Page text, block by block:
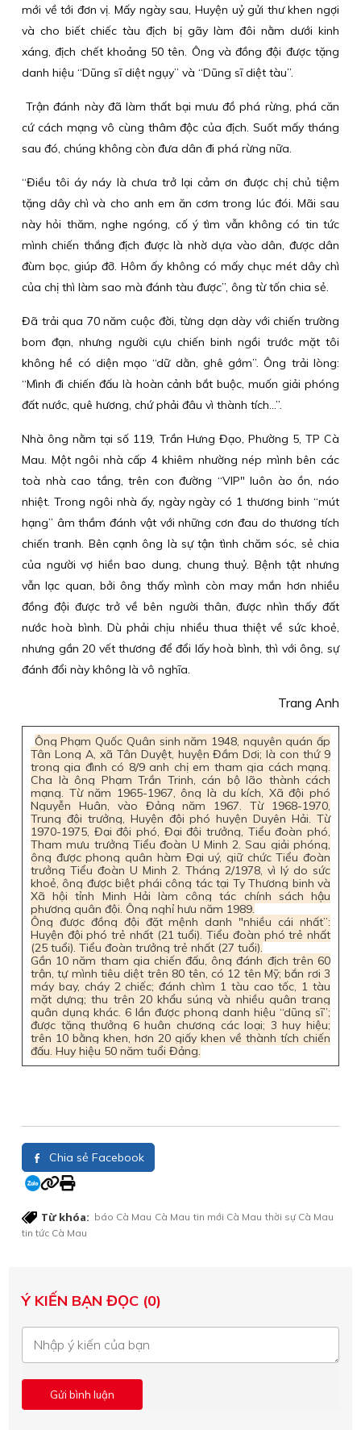
mới về tới đơn vị. Mấy ngày sau, Huyện uỷ gửi thư khen ngợi
và cho biết chiếc tàu địch bị gãy làm đôi nằm dưới kinh
xáng, địch chết khoảng 50 tên. Ông và đồng đội được tặng
danh hiệu “Dũng sĩ diệt ngụy” và “Dũng sĩ diệt tàu”.
Trận đánh này đã làm thất bại mưu đồ phá rừng, phá căn
cứ cách mạng vô cùng thâm độc của địch. Suốt mấy tháng
sau đó, chúng không còn đưa dân đi phá rừng nữa.
“Điều tôi áy náy là chưa trở lại cảm ơn được chị chủ tiệm
tặng dây chì và cho anh em ăn cơm trong lúc đói. Mãi sau
này hỏi thăm, nghe ngóng, cố ý tìm vẫn không có tin tức
mình chiến thắng địch được là nhờ dựa vào dân, được dân
đùm bọc, giúp đỡ. Hôm ấy không có mấy chục mét dây chì
của chị thì làm sao mà đánh tàu được”, ông từ tốn chia sẻ.
Đã trải qua 70 năm cuộc đời, từng dạn dày với chiến trường
bom đạn, nhưng người cựu chiến binh ngồi trước mặt tôi
không hề có diện mạo “dữ dằn, ghê gớm”. Ông trải lòng:
“Mình đi chiến đấu là hoàn cảnh bắt buộc, muốn giải phóng
đất nước, quê hương, chứ phải đâu vì thành tích...”.
Nhà ông nằm tại số 119, Trần Hưng Đạo, Phường 5, TP Cà
Mau. Một ngôi nhà cấp 4 khiêm nhường nép mình bên các
toà nhà cao tầng, trên con đường “VIP" luôn ào ồn, náo
nhiệt. Trong ngôi nhà ấy, ngày ngày có 1 thương binh “mút
hạng” âm thầm đánh vật với những cơn đau do thương tích
chiến tranh. Bên cạnh ông là sự tận tình chăm sóc, sẻ chia
của người vợ hiền bao dung, chung thuỷ. Bệnh tật nhưng
vẫn lạc quan, bởi ông thấy mình còn may mắn hơn nhiều
đồng đội được trở về bên người thân, được nhìn thấy đất
nước hoà bình. Dù phải chịu nhiều thua thiệt về sức khoẻ,
nhưng gần 20 vết thương để đổi lấy hoà bình, thì với ông, sự
đánh đổi này không là vô nghĩa.
Trang Anh
Ông Phạm Quốc Quân sinh năm 1948, nguyên quán ấp
Tân Long A, xã Tân Duyệt, huyện Đầm Dơi; là con thứ 9
trong gia đình có 8/9 anh chị em tham gia cách mạng.
Cha là ông Phạm Trần Trinh, cán bộ lão thành cách
mạng. Từ năm 1965-1967, ông là du kích, Xã đội phó
Nguyễn Huân, vào Đảng năm 1967. Từ 1968-1970,
Trung đội trưởng, Huyện đội phó huyện Duyên Hải. Từ
1970-1975, Đại đội phó, Đại đội trưởng, Tiểu đoàn phó,
Tham mưu trưởng Tiểu đoàn U Minh 2. Sau giải phóng,
ông được phong quân hàm Đại uý, giữ chức Tiểu đoàn
trưởng Tiểu đoàn U Minh 2. Tháng 2/1978, vì lý do sức
khoẻ, ông được biệt phái công tác tại Ty Thương binh và
Xã hội tỉnh Minh Hải làm công tác chính sách hậu
phương quân đội. Ông nghỉ hưu năm 1989.
Ông được đồng đội đặt mệnh danh "nhiều cái nhất”:
Huyện đội phó trẻ nhất (21 tuổi). Tiểu đoàn phó trẻ nhất
(25 tuổi). Tiểu đoàn trưởng trẻ nhất (27 tuổi).
Gần 10 năm tham gia chiến đấu, ông đánh địch trên 60
trận, tự mình tiêu diệt trên 80 tên, có 12 tên Mỹ; bắn rơi 3
máy bay, cháy 2 chiếc; đánh chìm 1 tàu cao tốc, 1 tàu
mặt dựng; thu trên 20 khẩu súng và nhiều quân trang
quân dụng khác. 6 lần được phong danh hiệu “dũng sĩ”;
được tặng thưởng 6 huân chương các loại; 3 huy hiệu;
trên 10 bằng khen, hơn 20 giấy khen về thành tích chiến
đấu. Huy hiệu 50 năm tuổi Đảng.
Chia sẻ Facebook
Từ khóa: báo Cà Mau Cà Mau tin mới Cà Mau thời sự Cà Mau
tin tức Cà Mau
Ý KIẾN BẠN ĐỌC (0)